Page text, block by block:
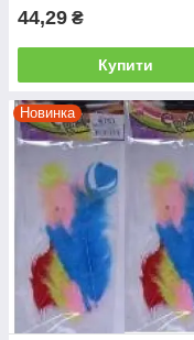
44,29 ₴
Купити
Новинка